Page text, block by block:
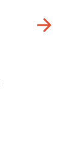
Voir
plus